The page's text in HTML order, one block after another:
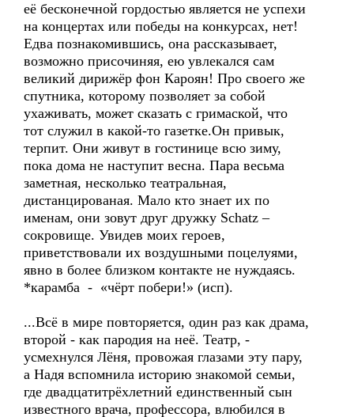
её бесконечной гордостью является не успехи
на концертах или победы на конкурсах, нет!
Едва познакомившись, она рассказывает,
возможно присочиняя, ею увлекался сам
великий дирижёр фон Кароян! Про своего же
спутника, которому позволяет за собой
ухаживать, может сказать с гримаской, что
тот служил в какой-то газетке.Он привык,
терпит. Они живут в гостинице всю зиму,
пока дома не наступит весна. Пара весьма
заметная, несколько театральная,
дистанцированая. Мало кто знает их по
именам, они зовут друг дружку Schatz –
сокровище. Увидев моих героев,
приветствовали их воздушными поцелуями,
явно в более близком контакте не нуждаясь.
*карамба - «чёрт побери!» (исп).
...Всё в мире повторяется, один раз как драма,
второй - как пародия на неё. Театр, -
усмехнулся Лёня, провожая глазами эту пару,
а Надя вспомнила историю знакомой семьи,
где двадцатитрёхлетний единственный сын
известного врача, профессора, влюбился в